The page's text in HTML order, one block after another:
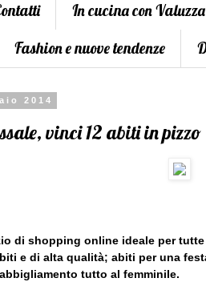
In cucina con Valuzza
Fashion e nuove tendenze
2014
vinci 12 abiti in pizzo
di shopping online ideale per
e di alta qualità; abiti per una
tutto al femminile.